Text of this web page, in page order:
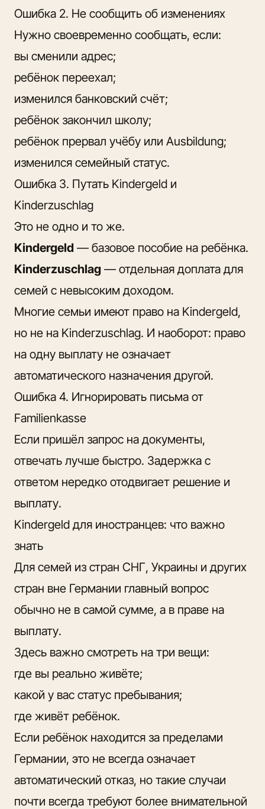
Ошибка 2. Не сообщить об изменениях
Нужно своевременно сообщать, если:
вы сменили адрес;
ребёнок переехал;
изменился банковский счёт;
ребёнок закончил школу;
ребёнок прервал учёбу или Ausbildung;
изменился семейный статус.
Ошибка 3. Путать Kindergeld и
Kinderzuschlag
Это не одно и то же.
Kindergeld — базовое пособие на ребёнка.
Kinderzuschlag — отдельная доплата для
семей с невысоким доходом.
Многие семьи имеют право на Kindergeld,
но не на Kinderzuschlag. И наоборот: право
на одну выплату не означает
автоматического назначения другой.
Ошибка 4. Игнорировать письма от
Familienkasse
Если пришёл запрос на документы,
отвечать лучше быстро. Задержка с
ответом нередко отодвигает решение и
выплату.
Kindergeld для иностранцев: что важно
знать
Для семей из стран СНГ, Украины и других
стран вне Германии главный вопрос
обычно не в самой сумме, а в праве на
выплату.
Здесь важно смотреть на три вещи:
где вы реально живёте;
какой у вас статус пребывания;
где живёт ребёнок.
Если ребёнок находится за пределами
Германии, это не всегда означает
автоматический отказ, но такие случаи
почти всегда требуют более внимательной